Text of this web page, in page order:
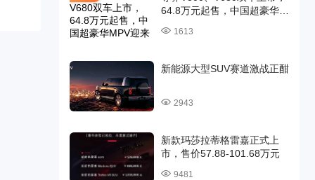
64.8万元起售，中国超豪华
1613
新能源大型SUV赛道激战正酣
2943
新款玛莎拉蒂格雷嘉正式上
市，售价57.88-101.68万元
9481